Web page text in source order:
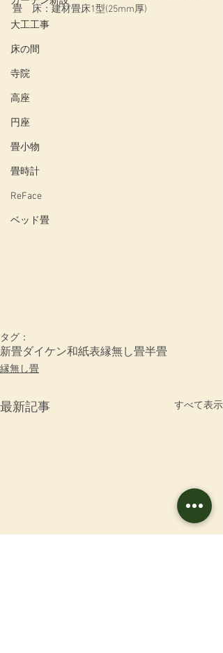
大工工事
床の間
寺院
高座
円座
畳小物
畳時計
ReFace
ベッド畳
畳　床：建材畳床1型(25mm厚)
タグ：
新畳ダイケン和紙表縁無し畳半畳
縁無し畳
最新記事 すべて表示